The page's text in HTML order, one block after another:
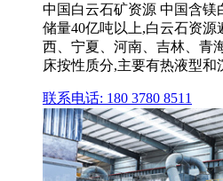
中国白云石矿资源 中国含镁
储量40亿吨以上,白云石资
西、宁夏、河南、吉林、青
床按性质分,主要有热液型和
联系电话: 180 3780 8511